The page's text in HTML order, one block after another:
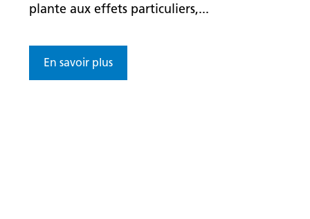
plante aux effets particuliers,...
En savoir plus